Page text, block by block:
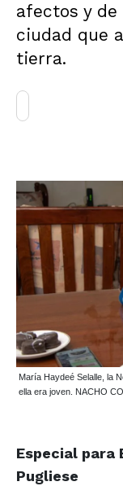
afectos y de
ciudad que
tierra.
María Haydeé Selalle, la
ella era joven. NACHO
Especial para
Pugliese